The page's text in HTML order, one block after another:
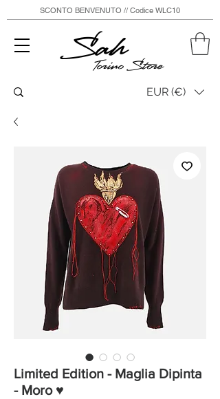
Sah
Torino Store
SCONTO BENVENUTO // Codice WLC10
EUR (€)
Limited Edition - Maglia Dipinta
- Moro ♥